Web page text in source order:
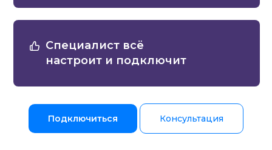
Специалист всё
настроит и подключит
Подключиться Консультация